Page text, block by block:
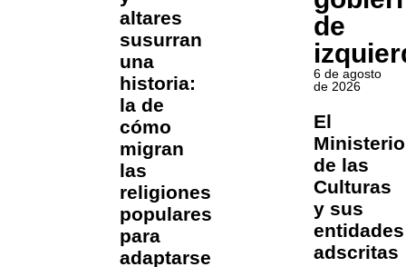
altares
susurran
una
historia:
la de
cómo
migran
las
religiones
populares
para
adaptarse
de
6 de agosto
de 2026
El
Ministerio
de las
Culturas
y sus
entidades
adscritas